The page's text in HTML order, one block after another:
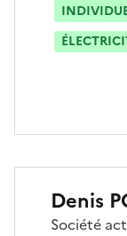
Denis
Société